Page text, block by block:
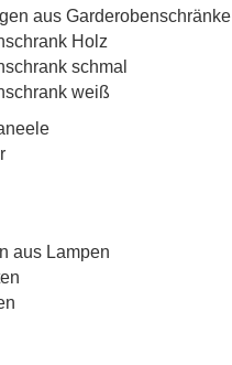
aus Garderobenschränke
Holz
schmal
weiß
aus Lampen